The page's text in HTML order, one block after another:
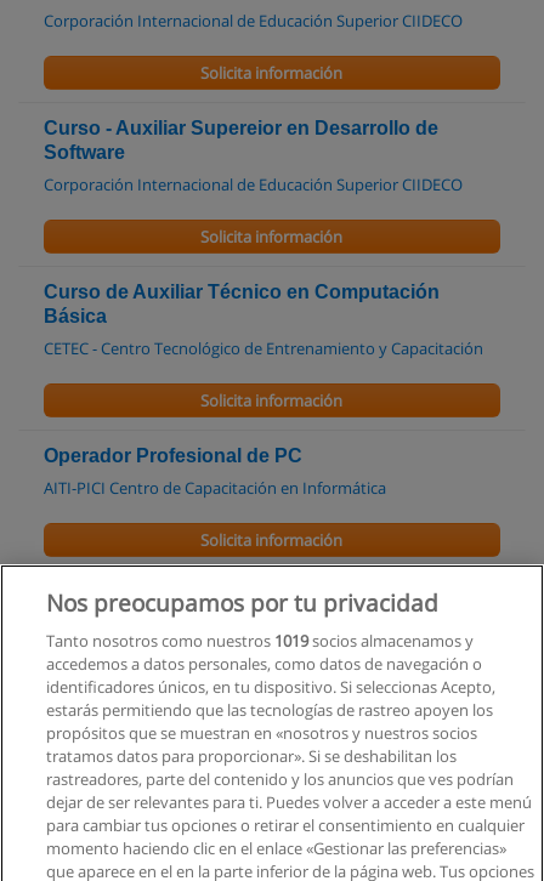
Corporación Internacional de Educación Superior CIIDECO
Solicita información
Curso - Auxiliar Supereior en Desarrollo de
Software
Corporación Internacional de Educación Superior CIIDECO
Solicita información
Curso de Auxiliar Técnico en Computación
Básica
CETEC - Centro Tecnológico de Entrenamiento y Capacitación
Solicita información
Operador Profesional de PC
AITI-PICI Centro de Capacitación en Informática
Solicita información
Curso Analista SOA (Generación 2) Certificado
por SOA School
Itehl Consulting - Ecuador
Solicita información
Curso Seminario de Micro EXCEL
AITI-PICI Centro de Capacitación en Informática
Solicita información
Nos preocupamos por tu privacidad
Tanto nosotros como nuestros 1019socios almacenamos y
accedemos a datos personales, como datos de navegación o
identificadores únicos, en tu dispositivo. Si seleccionas Acepto,
estarás permitiendo que las tecnologías de rastreo apoyen los
propósitos que se muestran en «nosotros y nuestros socios
tratamos datos para proporcionar». Si se deshabilitan los
rastreadores, parte del contenido y los anuncios que ves podrían
dejar de ser relevantes para ti. Puedes volver a acceder a este menú
para cambiar tus opciones o retirar el consentimiento en cualquier
momento haciendo clic en el enlace «Gestionar las preferencias»
que aparece en el en la parte inferior de la página web. Tus opciones